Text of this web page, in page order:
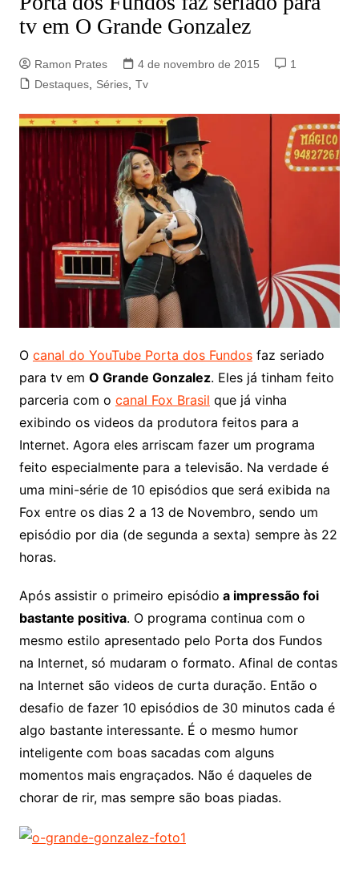
tv em O Grande Gonzalez
Ramon Prates 4 de novembro de 2015
1
Destaques, Séries, Tv
O canal do YouTube Porta dos Fundosfaz seriado
para tv em O Grande Gonzalez. Eles já tinham feito
parceria com o canal Fox Brasil que já vinha
exibindo os videos da produtora feitos para a
Internet. Agora eles arriscam fazer um programa
feito especialmente para a televisão. Na verdade é
uma mini-série de 10 episódios que será exibida na
Fox entre os dias 2 a 13 de Novembro, sendo um
episódio por dia (de segunda a sexta) sempre às 22
horas.
Após assistir o primeiro episódio a impressão foi
bastante positiva. O programa continua com o
mesmo estilo apresentado pelo Porta dos Fundos
na Internet, só mudaram o formato. Afinal de contas
na Internet são videos de curta duração. Então o
desafio de fazer 10 episódios de 30 minutos cada é
algo bastante interessante. É o mesmo humor
inteligente com boas sacadas com alguns
momentos mais engraçados. Não é daqueles de
chorar de rir, mas sempre são boas piadas.